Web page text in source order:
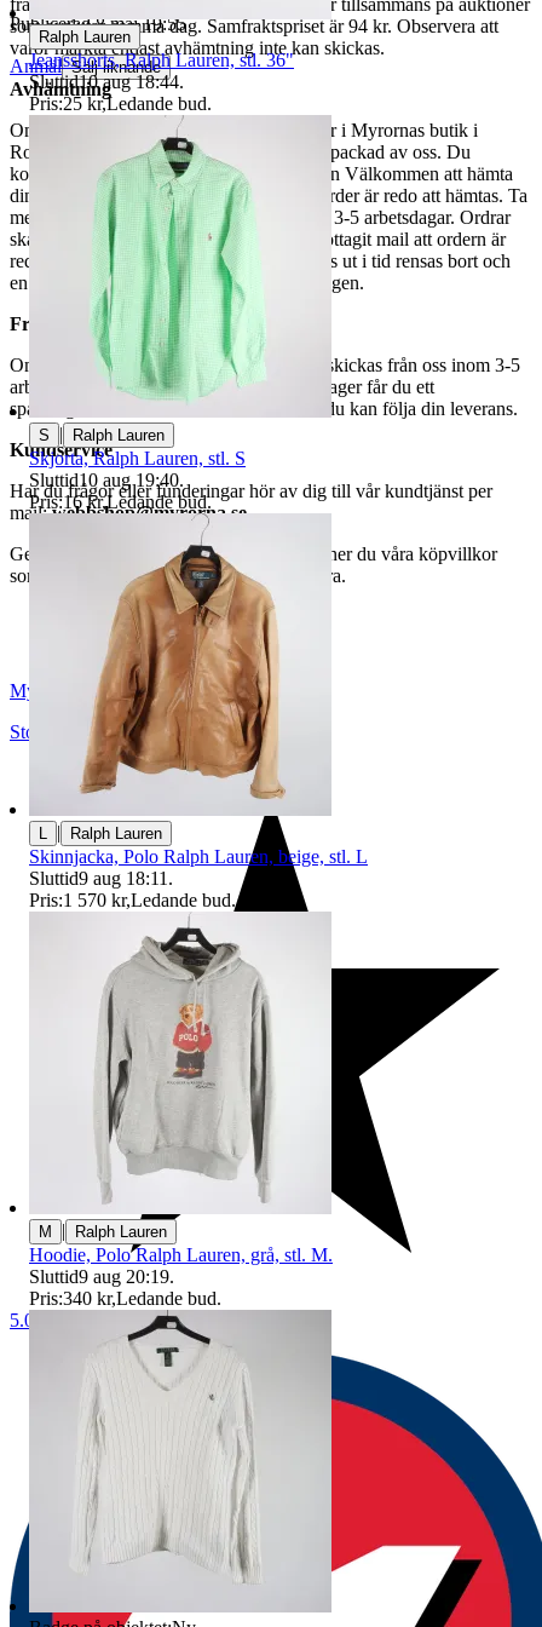
fraktpriset. Vi samfraktar upp till fyra varor tillsammans på auktioner
som avslutas samma dag. Samfraktspriset är 94 kr. Observera att
varor märkta endast avhämtning inte kan skickas.
Avhämtning
Om du väljer avhämtning hämtas din order i Myrornas butik i
Ropsten, Kolargatan 2 efter den har blivit packad av oss. Du
kommer att få ett separat mail med rubriken Välkommen att hämta
din order på Myrorna i Ropsten! när din order är redo att hämtas. Ta
med legitimation. Hanteringstiden är cirka 3-5 arbetsdagar. Ordrar
ska hämtas senast 7 dagar efter att man mottagit mail att ordern är
redo för avhämtning. Ordrar som ej hämtas ut i tid rensas bort och
en avgift på 84 kr dras av från återbetalningen.
Frakt
Om du har valt frakt kommer din vara att skickas från oss inom 3-5
arbetsdagar. När din vara har lämnat vårt lager får du ett
spårningsnummer av DSV inom kort där du kan följa din leverans.
Kundservice
Har du frågor eller funderingar hör av dig till vår kundtjänst per
mail:webbshop@myrorna.se.
Genom att buda på våra annonser godkänner du våra köpvillkor
som du hittar på vår infosida här på Tradera.
Publicerad 8 maj 19:55
Anmäl Sälj liknande
Myrorna
Stockholm, Sverige
5.0
Ralph Lauren
Jeansshorts, Ralph Lauren, stl. 36"
Sluttid10 aug 18:44.
Pris:25 kr,Ledande bud.
S | Ralph Lauren
Skjorta, Ralph Lauren, stl. S
Sluttid10 aug 19:40.
Pris:16 kr,Ledande bud.
L | Ralph Lauren
Skinnjacka, Polo Ralph Lauren, beige, stl. L
Sluttid9 aug 18:11 .
Pris:1 570 kr,Ledande bud.
M | Ralph Lauren
Hoodie, Polo Ralph Lauren, grå, stl. M.
Sluttid9 aug 20:19.
Pris:340 kr,Ledande bud.